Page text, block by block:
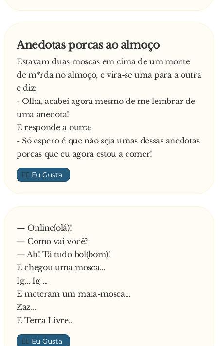
Anedotas porcas ao almoço
Estavam duas moscas em cima de um monte
de m*rda no almoço, e vira-se uma para a outra
e diz:
- Olha, acabei agora mesmo de me lembrar de
uma anedota!
E responde a outra:
- Só espero é que não seja umas dessas anedotas
porcas que eu agora estou a comer!
👍🏼
— Online(olá)!
— Como vai você?
— Ah! Tá tudo bol(bom)!
E chegou uma mosca...
Ig... Ig ...
E meteram um mata-mosca...
Zaz...
E Terra Livre...
👍🏼